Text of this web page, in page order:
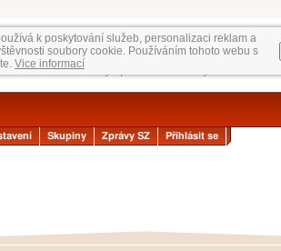
k poskytování služeb, personalizaci reklam a
soubory cookie. Používáním tohoto webu s
Vice informací
Skupiny Zprávy SZ Přihlásit se